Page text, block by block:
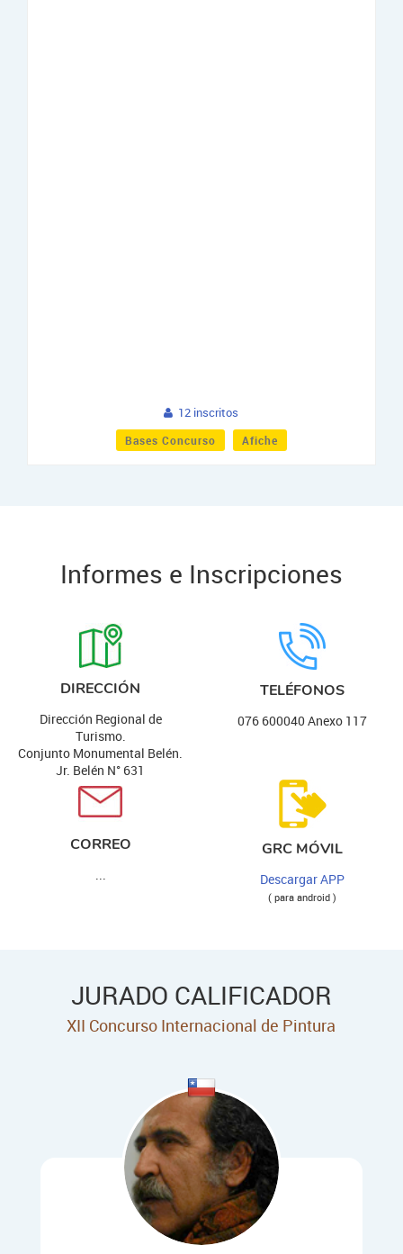
12 inscritos
Bases Concurso Afiche
Informes e Inscripciones
DIRECCIÓN
Dirección Regional de
Turismo.
Conjunto Monumental Belén.
Jr. Belén N° 631
TELÉFONOS
076 600040 Anexo 117
CORREO GRC MÓVIL
Descargar APP
( para android )
JURADO CALIFICADOR
XII Concurso Internacional de Pintura